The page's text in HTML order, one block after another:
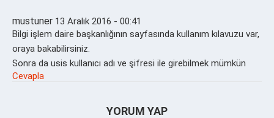
mustuner 13 Aralık 2016 - 00:41
Bilgi işlem daire başkanlığının sayfasında kullanım kılavuzu var,
oraya bakabilirsiniz.
Sonra da usis kullanıcı adı ve şifresi ile girebilmek mümkün
Cevapla
YORUM YAP